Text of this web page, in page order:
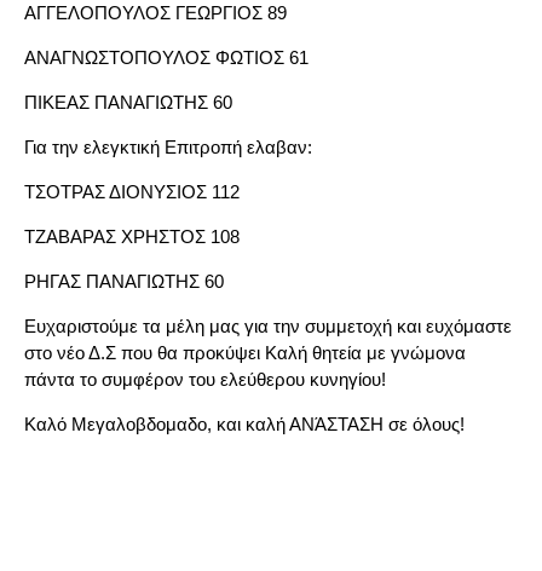
ΑΓΓΕΛΟΠΟΥΛΟΣ ΓΕΩΡΓΙΟΣ 89
ΑΝΑΓΝΩΣΤΟΠΟΥΛΟΣ ΦΩΤΙΟΣ 61
ΠΙΚΕΑΣ ΠΑΝΑΓΙΩΤΗΣ 60
Για την ελεγκτική Επιτροπή ελαβαν:
ΤΣΟΤΡΑΣ ΔΙΟΝΥΣΙΟΣ 112
ΤΖΑΒΑΡΑΣ ΧΡΗΣΤΟΣ 108
ΡΗΓΑΣ ΠΑΝΑΓΙΩΤΗΣ 60
Ευχαριστούμε τα μέλη μας για την συμμετοχή και ευχόμαστε
στο νέο Δ.Σ που θα προκύψει Καλή θητεία με γνώμονα
πάντα το συμφέρον του ελεύθερου κυνηγίου!
Καλό Μεγαλοβδομαδο, και καλή ΑΝΆΣΤΑΣΗ σε όλους!